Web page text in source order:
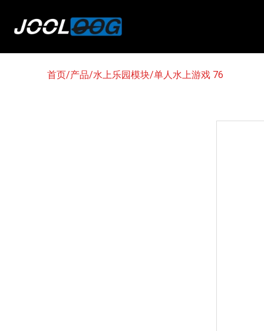
首页/产品/水上乐园模块/单人水上游戏 76